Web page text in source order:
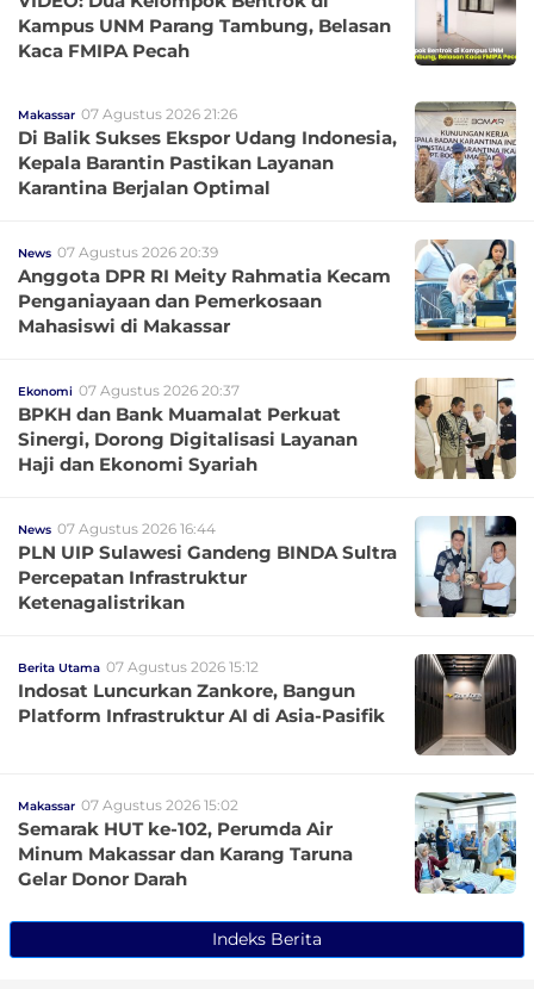
Kampus UNM Parang Tambung, Belasan
Kaca FMIPA Pecah
Makassar 07 Agustus 2026 21:26
Di Balik Sukses Ekspor Udang Indonesia,
Kepala Barantin Pastikan Layanan
Karantina Berjalan Optimal
News 07 Agustus 2026 20:39
Anggota DPR RI Meity Rahmatia Kecam
Penganiayaan dan Pemerkosaan
Mahasiswi di Makassar
Ekonomi 07 Agustus 2026 20:37
BPKH dan Bank Muamalat Perkuat
Sinergi, Dorong Digitalisasi Layanan
Haji dan Ekonomi Syariah
News 07 Agustus 2026 16:44
PLN UIP Sulawesi Gandeng BINDA Sultra
Percepatan Infrastruktur
Ketenagalistrikan
Berita Utama 07 Agustus 2026 15:12
Indosat Luncurkan Zankore, Bangun
Platform Infrastruktur AI di Asia-Pasifik
Makassar 07 Agustus 2026 15:02
Semarak HUT ke-102, Perumda Air
Minum Makassar dan Karang Taruna
Gelar Donor Darah
Indeks Berita